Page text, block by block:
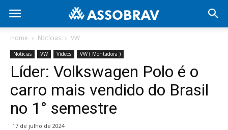
Home Notícias VW
Notícias VW Vídeos VW ( Montadora )
Líder: Volkswagen Polo é o
carro mais vendido do Brasil
no 1° semestre
17 de julho de 2024